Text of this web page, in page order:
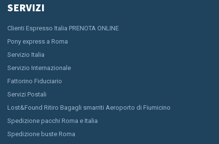
SERVIZI
Clienti Espresso Italia PRENOTA ONLINE
Pony express a Roma
Servizio Italia
Servizio Internazionale
Fattorino Fiduciario
Servizi Postali
Lost&Found Ritiro Bagagli smarriti Aeroporto di Fiumicino
Spedizione pacchi Roma e Italia
Spedizione buste Roma